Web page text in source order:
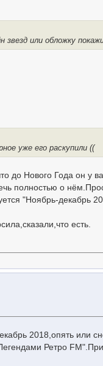
или обложку
уже его раскупили ((
до Нового Года он у
полностью о
"Ноябрь-декабрь
есть.
2018,опять или
Ретро